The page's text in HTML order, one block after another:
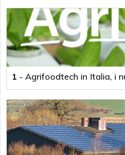
1 - Agrifoodtech in Italia, i